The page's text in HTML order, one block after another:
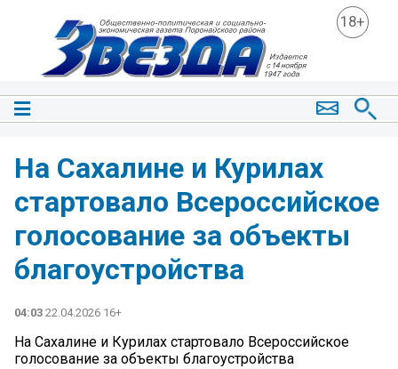
18+
На Сахалине и Курилах
стартовало Всероссийское
голосование за объекты
благоустройства
04:03 22.04.2026 16+
На Сахалине и Курилах стартовало Всероссийское
голосование за объекты благоустройства